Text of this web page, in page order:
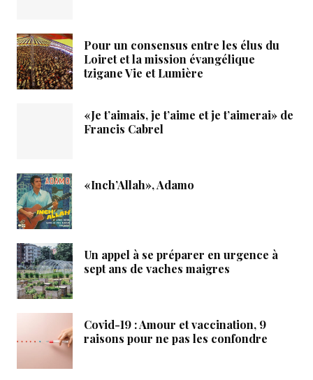
Pour un consensus entre les élus du
Loiret et la mission évangélique
tzigane Vie et Lumière
«Je t’aimais, je t’aime et je t’aimerai» de
Francis Cabrel
«Inch’Allah», Adamo
Un appel à se préparer en urgence à
sept ans de vaches maigres
Covid-19 : Amour et vaccination, 9
raisons pour ne pas les confondre